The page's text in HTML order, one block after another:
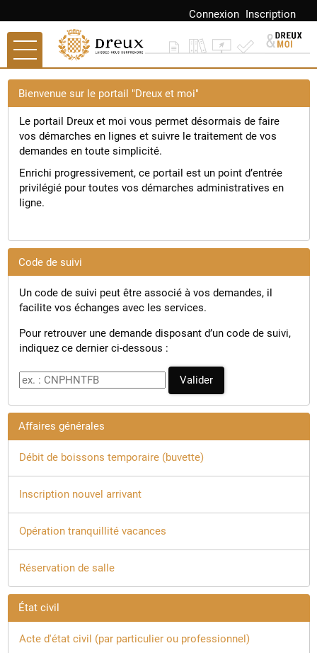
Connexion Inscription
Ouvrir le menu
Paiement
Mes demandes
Mon compte
Mes documents
Accès autres sites
Retour à dreux.com
Portail Famille
Billetterie théâtre
Bienvenue sur le portail "Dreux et moi"
Le portail Dreux et moi vous permet désormais de faire
vos démarches en lignes et suivre le traitement de vos
demandes en toute simplicité.
Enrichi progressivement, ce portail est un point d’entrée
privilégié pour toutes vos démarches administratives en
ligne.
Code de suivi
Un code de suivi peut être associé à vos demandes, il
facilite vos échanges avec les services.
Pour retrouver une demande disposant d’un code de suivi,
indiquez ce dernier ci-dessous :
Code de suivi
Valider
Affaires générales
Débit de boissons temporaire (buvette)
Inscription nouvel arrivant
Opération tranquillité vacances
Réservation de salle
État civil
Acte d'état civil (par particulier ou professionnel)